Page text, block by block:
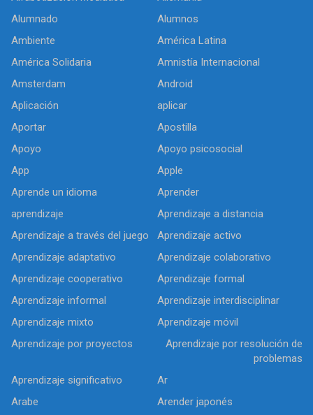
Alumnado
Alumnos
Ambiente
América Latina
América Solidaria
Amnistía Internacional
Amsterdam
Android
Aplicación
aplicar
Aportar
Apostilla
Apoyo
Apoyo psicosocial
App
Apple
Aprende un idioma
Aprender
aprendizaje
Aprendizaje a distancia
Aprendizaje a través del juego
Aprendizaje activo
Aprendizaje adaptativo
Aprendizaje colaborativo
Aprendizaje cooperativo
Aprendizaje formal
Aprendizaje informal
Aprendizaje interdisciplinar
Aprendizaje mixto
Aprendizaje móvil
Aprendizaje por proyectos
Aprendizaje por resolución de
problemas
Aprendizaje significativo
Ar
Arabe
Arender japonés